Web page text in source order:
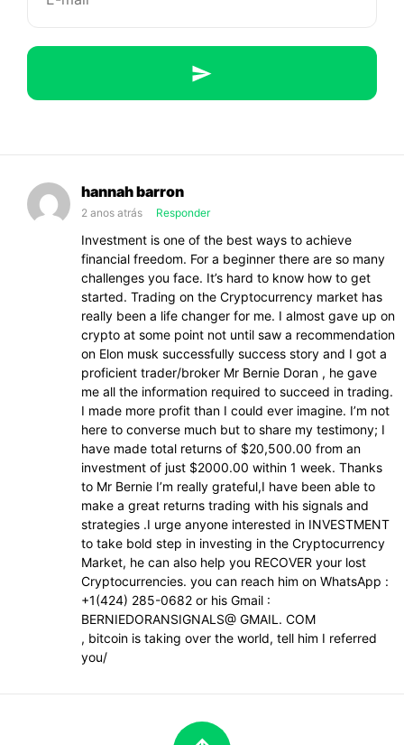
dos
anos
a
gente
não
deu
tanta
atenção
hannah barron
2 anos atrás Responder
Investment is one of the best ways to achieve
financial freedom. For a beginner there are so many
challenges you face. It’s hard to know how to get
started. Trading on the Cryptocurrency market has
really been a life changer for me. I almost gave up on
crypto at some point not until saw a recommendation
on Elon musk successfully success story and I got a
proficient trader/broker Mr Bernie Doran , he gave
me all the information required to succeed in trading.
I made more profit than I could ever imagine. I’m not
here to converse much but to share my testimony; I
have made total returns of $20,500.00 from an
investment of just $2000.00 within 1 week. Thanks
to Mr Bernie I’m really grateful,I have been able to
make a great returns trading with his signals and
strategies .I urge anyone interested in INVESTMENT
to take bold step in investing in the Cryptocurrency
Market, he can also help you RECOVER your lost
Cryptocurrencies. you can reach him on WhatsApp :
+1(424) 285-0682 or his Gmail :
BERNIEDORANSIGNALS@ GMAIL. COM
, bitcoin is taking over the world, tell him I referred
you/